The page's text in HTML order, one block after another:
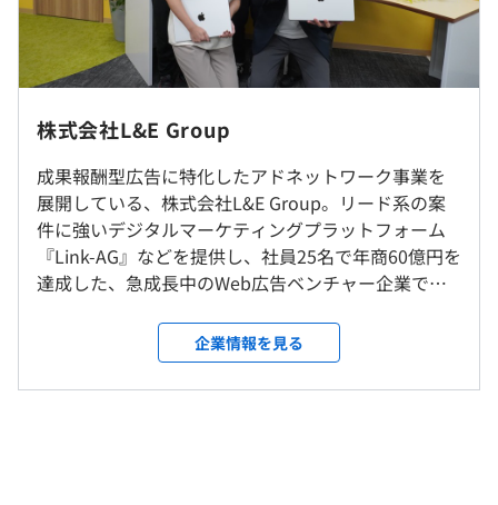
資格取得補助
外部勉強会参加
定期的な社内勉強会実施
相談の上、ご希望のマシンを支給いたします。
アジャイル
就業場所の変更範囲
＜雇入時＞
雇入時：東京本社
＜変更範囲＞
雇入時：東京本社
変更範囲：東京本社もしくは本郷サテライトオフィス
受動喫煙防止措置に関する事項
・従業員に対する受動喫煙対策：あり
9：30～18：00
休憩時間：休憩60分
平均残業時間：平均20時間／月
＜年間休日120日以上＞
・完全週休2日制（土日）、祝日
・慶弔休暇
研修の有無及び内容
・企業用開発研修プログラム導入予定
自己啓発支援の有無及びその内容
・セミナー参加自由（会費：会社経費）
・自己学習用書籍・ツール購入補助（会社経費）
・資格取得代補助（会社経費）
メンター制度の有無
あり
前年度の有給休暇の平均取得日数
株式会社L&E Group
成果報酬型広告に特化したアドネットワーク事業を
展開している、株式会社L&E Group。リード系の案
件に強いデジタルマーケティングプラットフォーム
『Link-AG』などを提供し、社員25名で年商60億円を
達成した、急成長中のWeb広告ベンチャー企業で
加し、数年後の上場も視野に入れて事業拡大中。こ
れまで蓄積したデジタルアセットを活かし、AIも取
り入れながら新規事業立上げも積極的に行っていき
企業情報を見る